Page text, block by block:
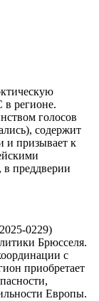
регионе.
голосов
содержит
и призывает к
в преддверии
Брюсселя.
с
приобретает
Европы.